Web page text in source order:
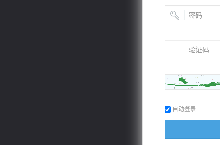
自动登录